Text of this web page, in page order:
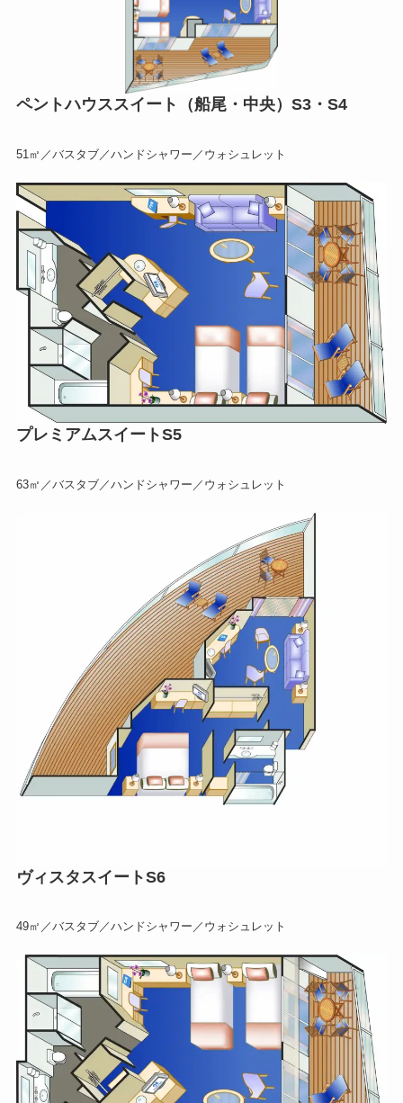
ペントハウススイート（船尾・中央）S3・S4
51㎡／バスタブ／ハンドシャワー／ウォシュレット
プレミアムスイートS5
63㎡／バスタブ／ハンドシャワー／ウォシュレット
ヴィスタスイートS6
49㎡／バスタブ／ハンドシャワー／ウォシュレット